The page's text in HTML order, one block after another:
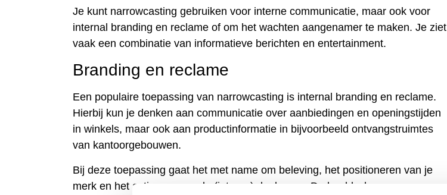
Je kunt narrowcasting gebruiken voor interne communicatie, maar ook voor
internal branding en reclame of om het wachten aangenamer te maken. Je ziet
vaak een combinatie van informatieve berichten en entertainment.
Branding en reclame
Een populaire toepassing van narrowcasting is internal branding en reclame.
Hierbij kun je denken aan communicatie over aanbiedingen en openingstijden
in winkels, maar ook aan productinformatie in bijvoorbeeld ontvangstruimtes
van kantoorgebouwen.
Bij deze toepassing gaat het met name om beleving, het positioneren van je
merk en het activeren van de (interne) doelgroep. De beeldschermen